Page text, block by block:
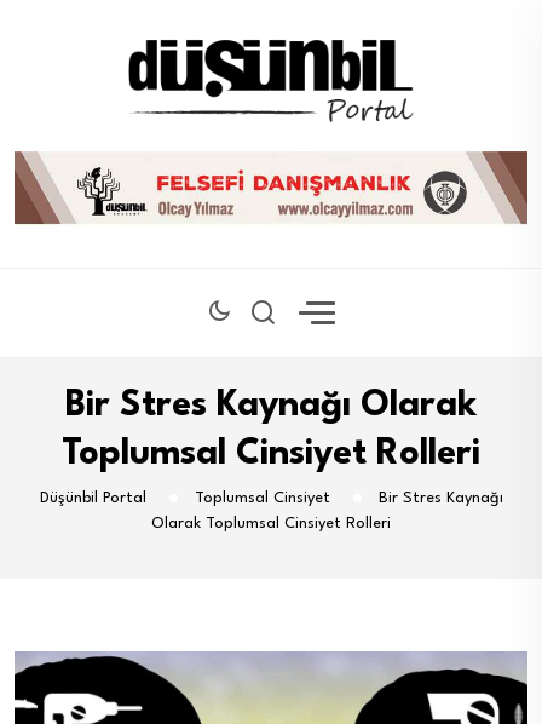
Bir Stres Kaynağı Olarak
Toplumsal Cinsiyet Rolleri
Düşünbil Portal Toplumsal Cinsiyet
Bir Stres Kaynağı
Olarak Toplumsal Cinsiyet Rolleri